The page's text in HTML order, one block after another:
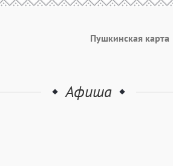
Пушкинская карта
Афиша